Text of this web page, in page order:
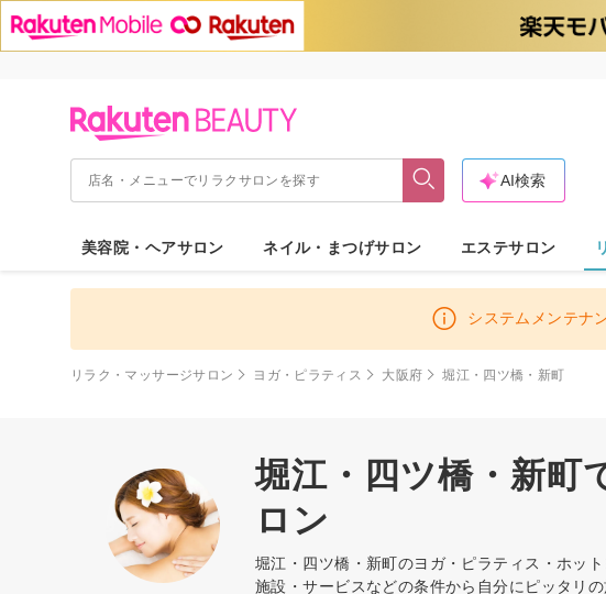
AI検索
美容院・ヘアサロン ネイル・まつげサロン エステサロン
システムメンテナ
リラク・マッサージサロン ヨガ・ピラティス 大阪府 堀江・四ツ橋・新町
堀江・四ツ橋・新町
ロン
堀江・四ツ橋・新町のヨガ・ピラティス・ホッ
施設・サービスなどの条件から自分にピッタリ